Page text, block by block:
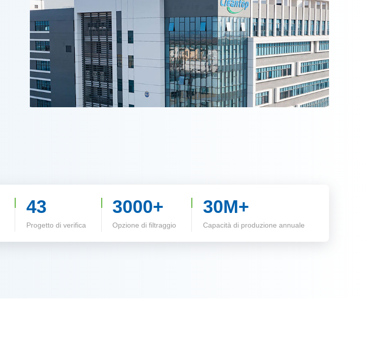
43
Progetto di verifica
3000+
Opzione di filtraggio
30M+
Capacità di produzione annuale